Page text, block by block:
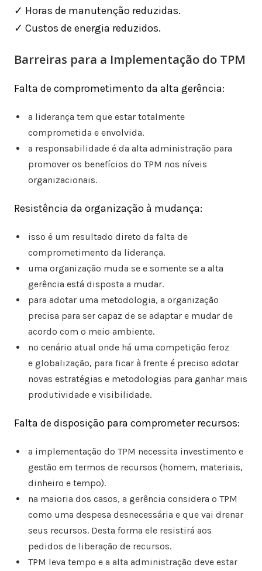
✓ Horas de manutenção reduzidas.
✓ Custos de energia reduzidos.
Barreiras para a Implementação do TPM
Falta de comprometimento da alta gerência:
a liderança tem que estar totalmente
comprometida e envolvida.
a responsabilidade é da alta administração para
promover os benefícios do TPM nos níveis
organizacionais.
Resistência da organização à mudança:
isso é um resultado direto da falta de
comprometimento da liderança.
uma organização muda se e somente se a alta
gerência está disposta a mudar.
para adotar uma metodologia, a organização
precisa para ser capaz de se adaptar e mudar de
acordo com o meio ambiente.
no cenário atual onde há uma competição feroz
e globalização, para ficar à frente é preciso adotar
novas estratégias e metodologias para ganhar mais
produtividade e visibilidade.
Falta de disposição para comprometer recursos:
a implementação do TPM necessita investimento e
gestão em termos de recursos (homem, materiais,
dinheiro e tempo).
na maioria dos casos, a gerência considera o TPM
como uma despesa desnecessária e que vai drenar
seus recursos. Desta forma ele resistirá aos
pedidos de liberação de recursos.
TPM leva tempo e a alta administração deve estar